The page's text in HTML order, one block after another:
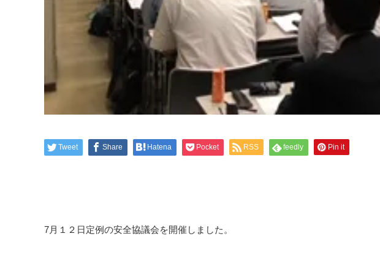
Tweet Share Hatena Pocket RSS feedly Pin it
7月１２日定例の安全協議会を開催しました。